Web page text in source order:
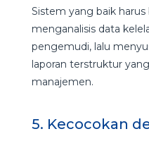
Sistem yang baik
menganalisis data
pengemudi, lalu
laporan terstruktur
manajemen.
5. Kecocokan